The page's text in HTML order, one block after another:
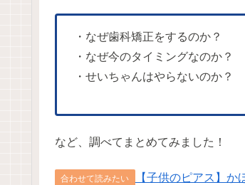
・なぜ歯科矯正をするのか？
・なぜ今のタイミングなのか？
・せいちゃんはやらないのか？
など、調べてまとめてみました！
合わせて読みたい
【子供のピアス】